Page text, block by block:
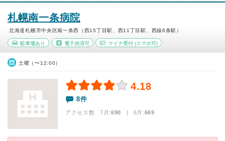
札幌南一条病院
北海道札幌市中央区南一条西（西15丁目駅、西11丁目駅、西線6条駅）
駐車場あり 電子決済可 マイナ受付 (スマホ可)
土曜（〜12:00）
4.18
8件
アクセス数 7月:690 | 6月:669